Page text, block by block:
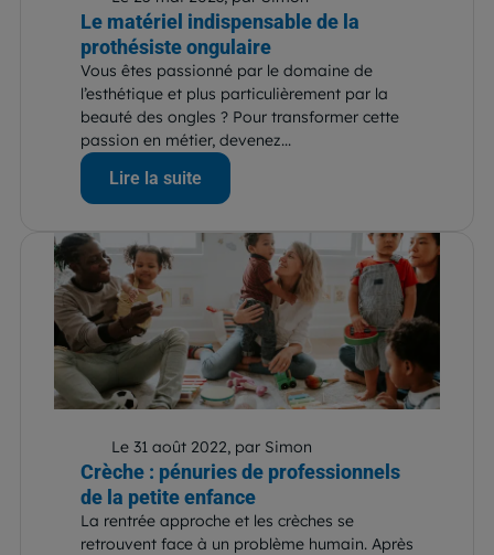
Le matériel indispensable de la
prothésiste ongulaire
Vous êtes passionné par le domaine de
l’esthétique et plus particulièrement par la
beauté des ongles ? Pour transformer cette
passion en métier, devenez...
Lire la suite
Le 31 août 2022, par Simon
Crèche : pénuries de professionnels
de la petite enfance
La rentrée approche et les crèches se
retrouvent face à un problème humain. Après